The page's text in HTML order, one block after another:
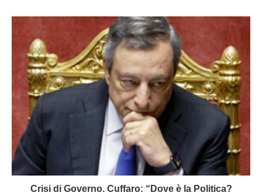
Crisi di Governo. Cuffaro: “Dove è la Politica?